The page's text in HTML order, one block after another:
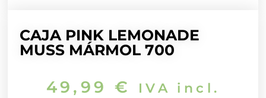
CAJA PINK LEMONADE
MUSS MÁRMOL 700
49,99 € IVA incl.